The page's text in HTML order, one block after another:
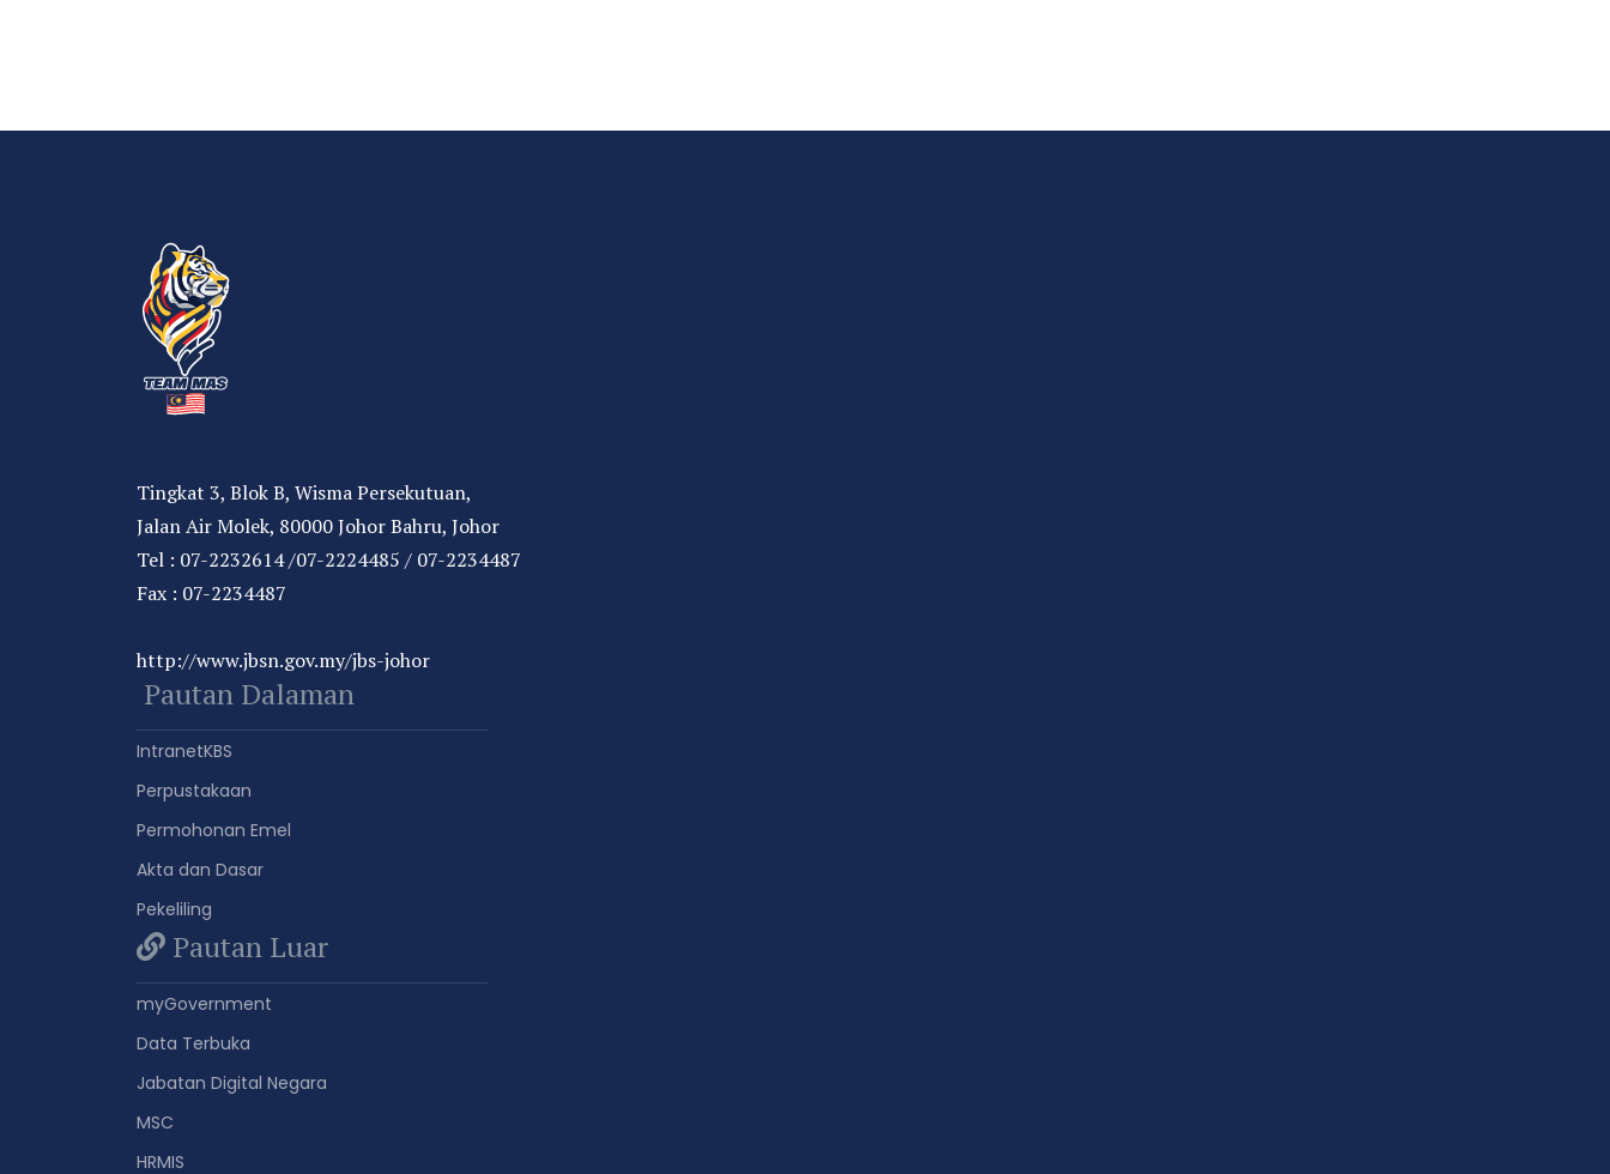
Tingkat 3, Blok B, Wisma Persekutuan,
Jalan Air Molek, 80000 Johor Bahru, Johor
Tel : 07-2232614 /07-2224485 / 07-2234487
Fax : 07-2234487
http://www.jbsn.gov.my/jbs-johor
Pautan Dalaman
IntranetKBS
Perpustakaan
Permohonan Emel
Akta dan Dasar
Pekeliling
Pautan Luar
myGovernment
Data Terbuka
Jabatan Digital Negara
MSC
HRMIS